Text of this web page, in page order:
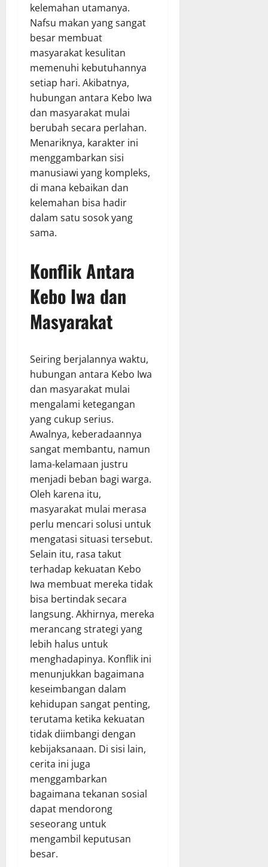
kelemahan utamanya.
Nafsu makan yang sangat
besar membuat
masyarakat kesulitan
memenuhi kebutuhannya
setiap hari. Akibatnya,
hubungan antara Kebo Iwa
dan masyarakat mulai
berubah secara perlahan.
Menariknya, karakter ini
menggambarkan sisi
manusiawi yang kompleks,
di mana kebaikan dan
kelemahan bisa hadir
dalam satu sosok yang
sama.
Konflik Antara
Kebo Iwa dan
Masyarakat
Seiring berjalannya waktu,
hubungan antara Kebo Iwa
dan masyarakat mulai
mengalami ketegangan
yang cukup serius.
Awalnya, keberadaannya
sangat membantu, namun
lama-kelamaan justru
menjadi beban bagi warga.
Oleh karena itu,
masyarakat mulai merasa
perlu mencari solusi untuk
mengatasi situasi tersebut.
Selain itu, rasa takut
terhadap kekuatan Kebo
Iwa membuat mereka tidak
bisa bertindak secara
langsung. Akhirnya, mereka
merancang strategi yang
lebih halus untuk
menghadapinya. Konflik ini
menunjukkan bagaimana
keseimbangan dalam
kehidupan sangat penting,
terutama ketika kekuatan
tidak diimbangi dengan
kebijaksanaan. Di sisi lain,
cerita ini juga
menggambarkan
bagaimana tekanan sosial
dapat mendorong
seseorang untuk
mengambil keputusan
besar.